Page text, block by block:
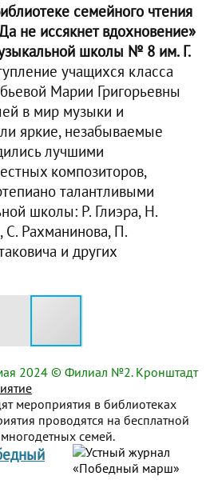
семейного чтения
не иссякнет вдохновение»
школы № 8 им. Г.
учащихся класса
Марии Григорьевны
в мир музыки и
яркие, незабываемые
лучшими
композиторов,
талантливыми
школы: Р. Глиэра, Н.
С. Рахманинова, П.
и других
2024 © Филиал №2. Кронштадт
мероприятия в библиотеках
проводятся на бесплатной
семей.